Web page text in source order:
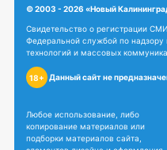
© 2003 - 2026 «Новый
Свидетельство о регистрации
Федеральной службой по
технологий и массовых
18+ Данный сайт не
Любое использование, либо
копирование материалов или
подборки материалов сайта,